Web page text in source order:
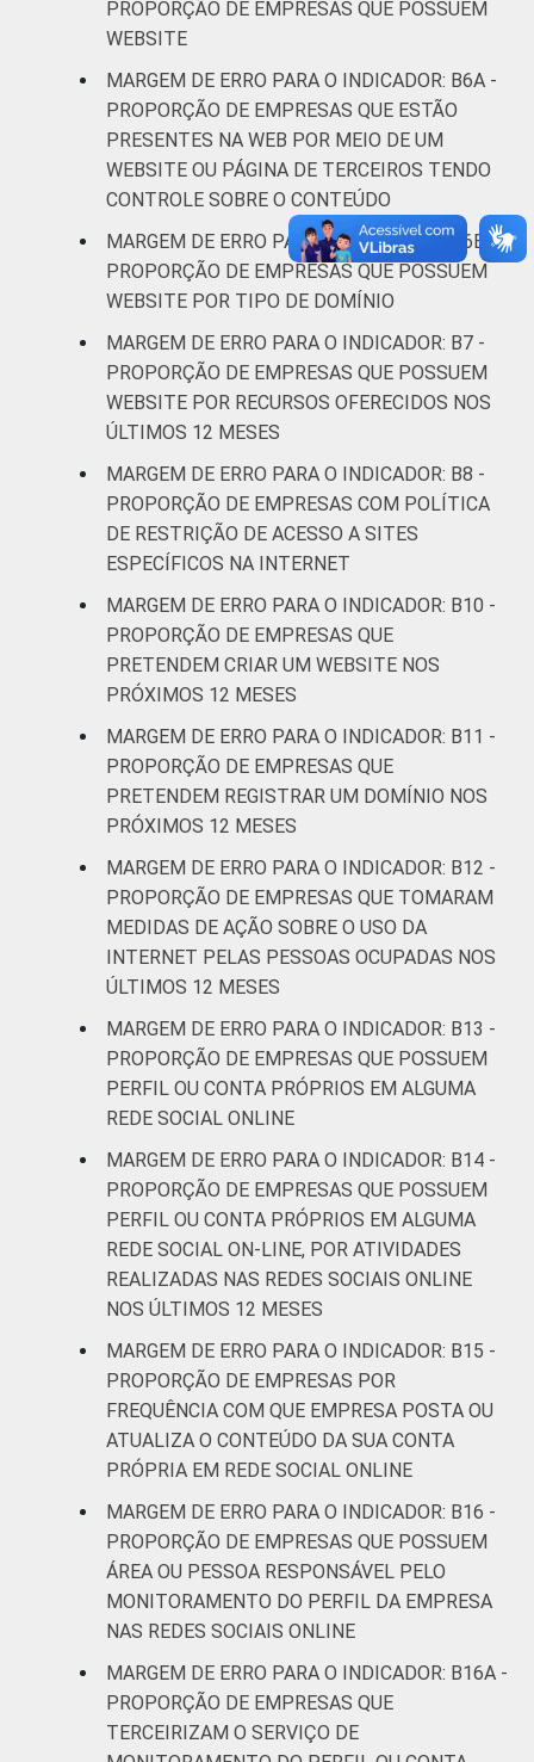
perfil em redes sociais, com 10 ou mais
pessoas ocupadas, que constituem os
seguintes segmentos da CNAE 2.0 (C, F, G, H,
I, J, L, M, N, R e S). Estimativa: 2160.010
empresas. Dados coletados entre setembro
de 2014 e março de 2015.
Fonte: NIC.br - set 2014 / mar 2015
PROPORÇÃO DE EMPRESAS QUE POSSUEM
WEBSITE
MARGEM DE ERRO PARA O INDICADOR: B6A -
PROPORÇÃO DE EMPRESAS QUE ESTÃO
PRESENTES NA WEB POR MEIO DE UM
WEBSITE OU PÁGINA DE TERCEIROS TENDO
CONTROLE SOBRE O CONTEÚDO
MARGEM DE ERRO PARA O INDICADOR: B6B -
PROPORÇÃO DE EMPRESAS QUE POSSUEM
WEBSITE POR TIPO DE DOMÍNIO
MARGEM DE ERRO PARA O INDICADOR: B7 -
PROPORÇÃO DE EMPRESAS QUE POSSUEM
WEBSITE POR RECURSOS OFERECIDOS NOS
ÚLTIMOS 12 MESES
MARGEM DE ERRO PARA O INDICADOR: B8 -
PROPORÇÃO DE EMPRESAS COM POLÍTICA
DE RESTRIÇÃO DE ACESSO A SITES
ESPECÍFICOS NA INTERNET
MARGEM DE ERRO PARA O INDICADOR: B10 -
PROPORÇÃO DE EMPRESAS QUE
PRETENDEM CRIAR UM WEBSITE NOS
PRÓXIMOS 12 MESES
MARGEM DE ERRO PARA O INDICADOR: B11 -
PROPORÇÃO DE EMPRESAS QUE
PRETENDEM REGISTRAR UM DOMÍNIO NOS
PRÓXIMOS 12 MESES
MARGEM DE ERRO PARA O INDICADOR: B12 -
PROPORÇÃO DE EMPRESAS QUE TOMARAM
MEDIDAS DE AÇÃO SOBRE O USO DA
INTERNET PELAS PESSOAS OCUPADAS NOS
ÚLTIMOS 12 MESES
MARGEM DE ERRO PARA O INDICADOR: B13 -
PROPORÇÃO DE EMPRESAS QUE POSSUEM
PERFIL OU CONTA PRÓPRIOS EM ALGUMA
REDE SOCIAL ONLINE
MARGEM DE ERRO PARA O INDICADOR: B14 -
PROPORÇÃO DE EMPRESAS QUE POSSUEM
PERFIL OU CONTA PRÓPRIOS EM ALGUMA
REDE SOCIAL ON-LINE, POR ATIVIDADES
REALIZADAS NAS REDES SOCIAIS ONLINE
NOS ÚLTIMOS 12 MESES
MARGEM DE ERRO PARA O INDICADOR: B15 -
PROPORÇÃO DE EMPRESAS POR
FREQUÊNCIA COM QUE EMPRESA POSTA OU
ATUALIZA O CONTEÚDO DA SUA CONTA
PRÓPRIA EM REDE SOCIAL ONLINE
MARGEM DE ERRO PARA O INDICADOR: B16 -
PROPORÇÃO DE EMPRESAS QUE POSSUEM
ÁREA OU PESSOA RESPONSÁVEL PELO
MONITORAMENTO DO PERFIL DA EMPRESA
NAS REDES SOCIAIS ONLINE
MARGEM DE ERRO PARA O INDICADOR: B16A -
PROPORÇÃO DE EMPRESAS QUE
TERCEIRIZAM O SERVIÇO DE